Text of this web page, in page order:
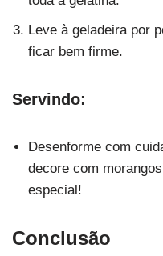
Leve à geladeira por
ficar bem firme.
Servindo:
Desenforme com
decore com
especial!
Conclusão